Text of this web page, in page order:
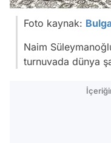
Foto kaynak:
Naim
turnuvada dünya